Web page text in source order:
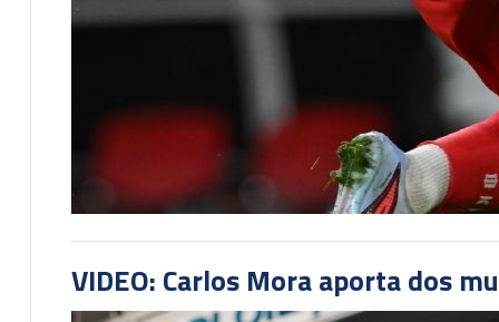
VIDEO: Carlos Mora aporta dos